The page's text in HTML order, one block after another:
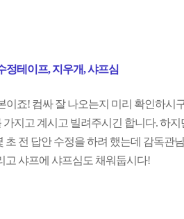
정테이프, 지우개, 샤프심
이죠! 컴싸 잘 나오는지 미리 확인하시
가지고 계시고 빌려주시긴 합니다. 하
초 전 답안 수정을 하려 했는데 감독관
고 샤프에 샤프심도 채워둡시다!